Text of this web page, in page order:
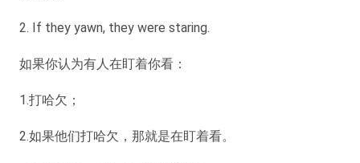
2. If they yawn, they were staring.
如果你认为有人在盯着你看：
1.打哈欠；
2.如果他们打哈欠，那就是在盯着看。